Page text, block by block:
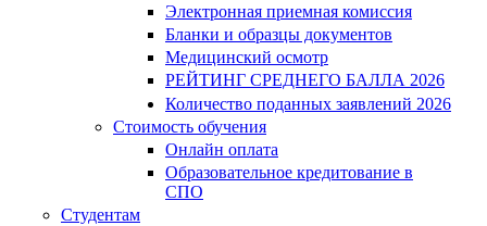
Электронная приемная комиссия
Бланки и образцы документов
Медицинский осмотр
РЕЙТИНГ СРЕДНЕГО БАЛЛА 2026
Количество поданных заявлений 2026
Стоимость обучения
Онлайн оплата
Образовательное кредитование в
СПО
Студентам